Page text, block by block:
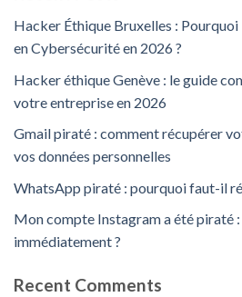
Hacker Éthique Bruxelles :
en Cybersécurité en 2026 ?
Hacker éthique Genève : le guide
votre entreprise en 2026
Gmail piraté : comment récupérer
vos données personnelles
WhatsApp piraté : pourquoi faut-il
Mon compte Instagram a été piraté
immédiatement ?
Recent Comments